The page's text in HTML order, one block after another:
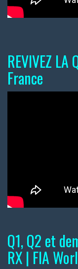
REVIVEZ
France
Q1, Q2 et
RX | FIA